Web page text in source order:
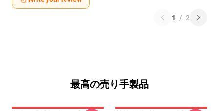
1 / 2
最高の売り手製品